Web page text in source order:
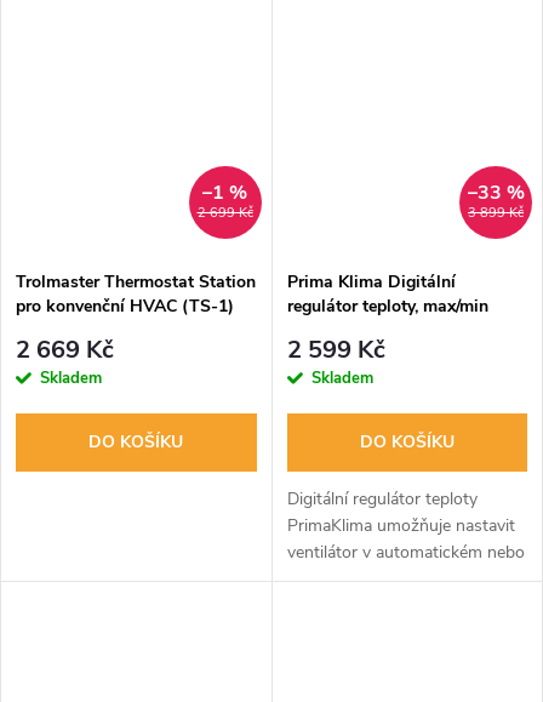
2 699 Kč
–1 %
Trolmaster Thermostat Station
pro konvenční HVAC (TS-1)
2 669 Kč
Skladem
DO KOŠÍKU
3 899 Kč
–33 %
Prima Klima Digitální
regulátor teploty, max/min
2 599 Kč
Skladem
DO KOŠÍKU
Digitální regulátor teploty
PrimaKlima umožňuje nastavit
ventilátor v automatickém nebo
manuálním režimu. Kompatibilní